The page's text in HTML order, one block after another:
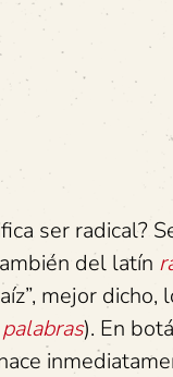
ser radical?
del latín
mejor dicho,
). En